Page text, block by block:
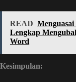
READ
Lengkap
Word
Kesimpulan: